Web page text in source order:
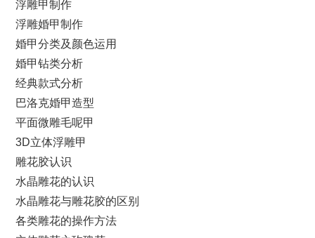
浮雕甲制作
浮雕婚甲制作
婚甲分类及颜色运用
婚甲钻类分析
经典款式分析
巴洛克婚甲造型
平面微雕毛呢甲
3D立体浮雕甲
雕花胶认识
水晶雕花的认识
水晶雕花与雕花胶的区别
各类雕花的操作方法